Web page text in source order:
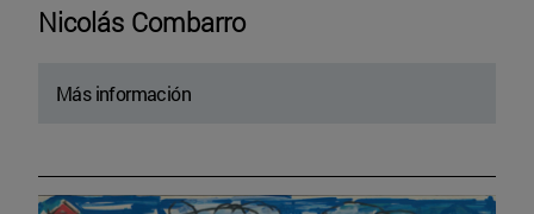
Nicolás Combarro
Más información